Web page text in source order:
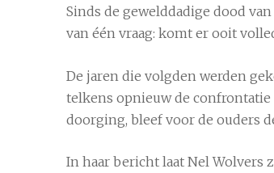
Sinds de gewelddadige dood
van één vraag: komt er ooit
De jaren die volgden werden
telkens opnieuw de
doorging, bleef voor de ouders
In haar bericht laat Nel Wolvers